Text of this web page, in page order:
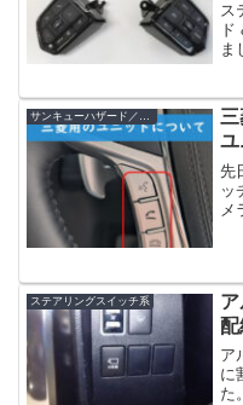
ス
ま
遠
て
サンキューハザード／ホーン
ユ
先
ッ
メ
ナ
ステアリングスイッチ系
配
ア
に
た